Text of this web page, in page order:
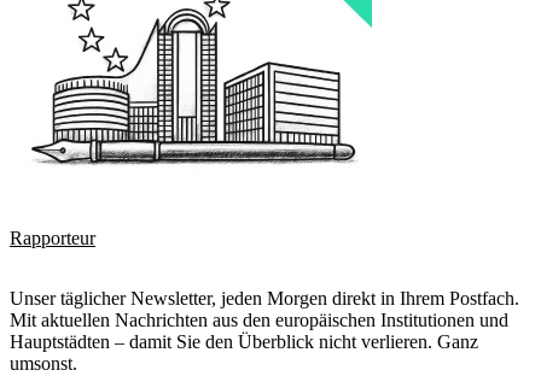
Rapporteur
Unser täglicher Newsletter, jeden Morgen direkt in Ihrem Postfach.
Mit aktuellen Nachrichten aus den europäischen Institutionen und
Hauptstädten – damit Sie den Überblick nicht verlieren. Ganz
umsonst.